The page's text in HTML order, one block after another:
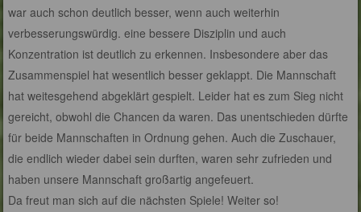
war auch schon deutlich besser, wenn auch weiterhin
verbesserungswürdig. eine bessere Disziplin und auch
Konzentration ist deutlich zu erkennen. Insbesondere aber das
Zusammenspiel hat wesentlich besser geklappt. Die Mannschaft
hat weitesgehend abgeklärt gespielt. Leider hat es zum Sieg nicht
gereicht, obwohl die Chancen da waren. Das unentschieden dürfte
für beide Mannschaften in Ordnung gehen. Auch die Zuschauer,
die endlich wieder dabei sein durften, waren sehr zufrieden und
haben unsere Mannschaft großartig angefeuert.
Da freut man sich auf die nächsten Spiele! Weiter so!